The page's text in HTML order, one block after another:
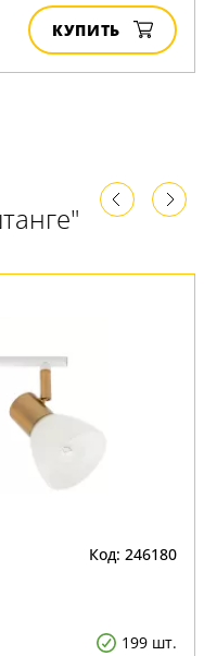
КУПИТЬ
Код: 246180
199 шт.